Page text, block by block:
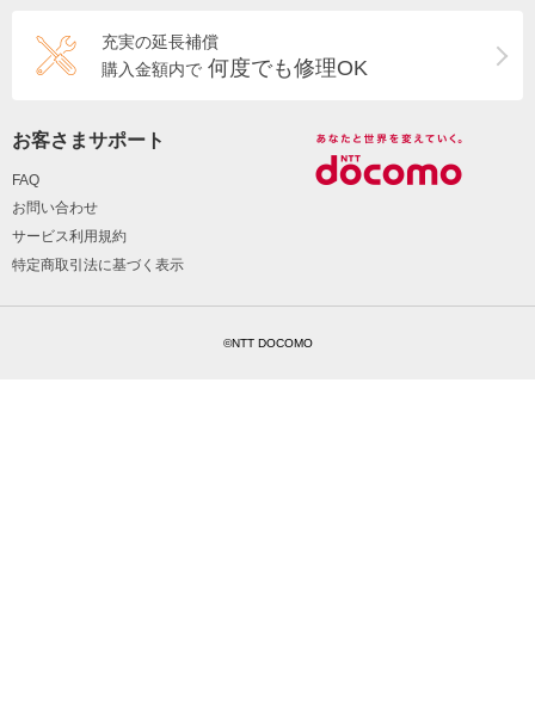
充実の延長補償
購入金額内で 何度でも修理OK
お客さまサポート
FAQ
お問い合わせ
サービス利用規約
特定商取引法に基づく表示
©NTT DOCOMO